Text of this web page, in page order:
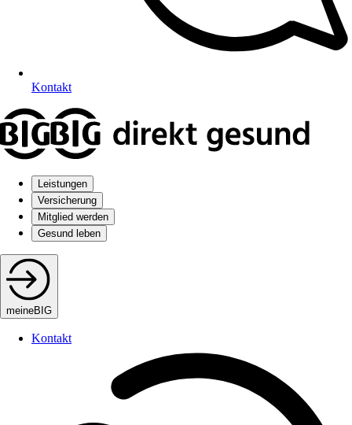
Kontakt
Leistungen
Versicherung
Mitglied werden
Gesund leben
meineBIG
Kontakt